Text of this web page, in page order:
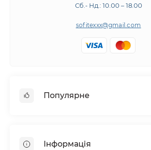
Сб.- Нд.: 10.00 – 18.00
sofitexxx@gmail.com
Популярне
Інформація